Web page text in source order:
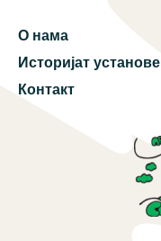
О нама
Историјат установе
Контакт